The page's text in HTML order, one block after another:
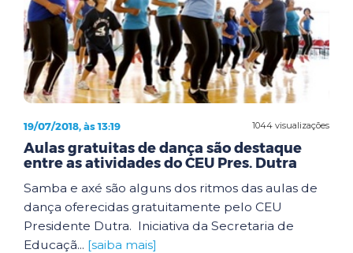
1044 visualizações
19/07/2018, às 13:19
Aulas gratuitas de dança são destaque
entre as atividades do CEU Pres. Dutra
Samba e axé são alguns dos ritmos das aulas de
dança oferecidas gratuitamente pelo CEU
Presidente Dutra. Iniciativa da Secretaria de
Educaçã... [saiba mais]